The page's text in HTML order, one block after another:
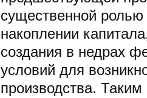
существенной ролью
накоплении
создания в недрах
условий для
производства.